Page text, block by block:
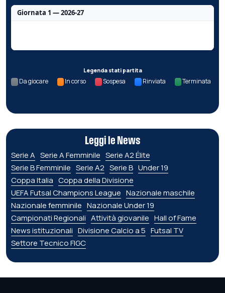
Giornata 1 — 2026-27
Legenda stati partita
Da giocare In corso Sospesa Rinviata Terminata
Leggi le News
Serie A Serie A Femminile Serie A2 Élite
Serie B Femminile Serie A2 Serie B Under 19
Coppa Italia Coppa della Divisione
UEFA Futsal Champions League Nazionale maschile
Nazionale femminile Nazionale Under 19
Campionati Regionali Attività giovanile Hall of Fame
News istituzionali Divisione Calcio a 5 Futsal TV
Settore Tecnico FIGC